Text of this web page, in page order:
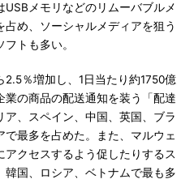
メモリなどのリムーバブルメ
め、ソーシャルメディアを狙う
トも多い。
％増加し、1日当たり約1750億
の商品の配送通知を装う「配達
、スペイン、中国、英国、ブラ
最多を占めた。また、マルウェ
クセスするよう促したりするス
国、ロシア、ベトナムで最も多